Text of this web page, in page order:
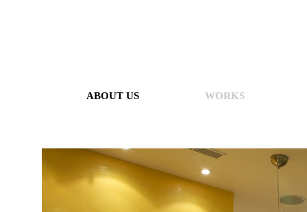
ABOUT US WORKS